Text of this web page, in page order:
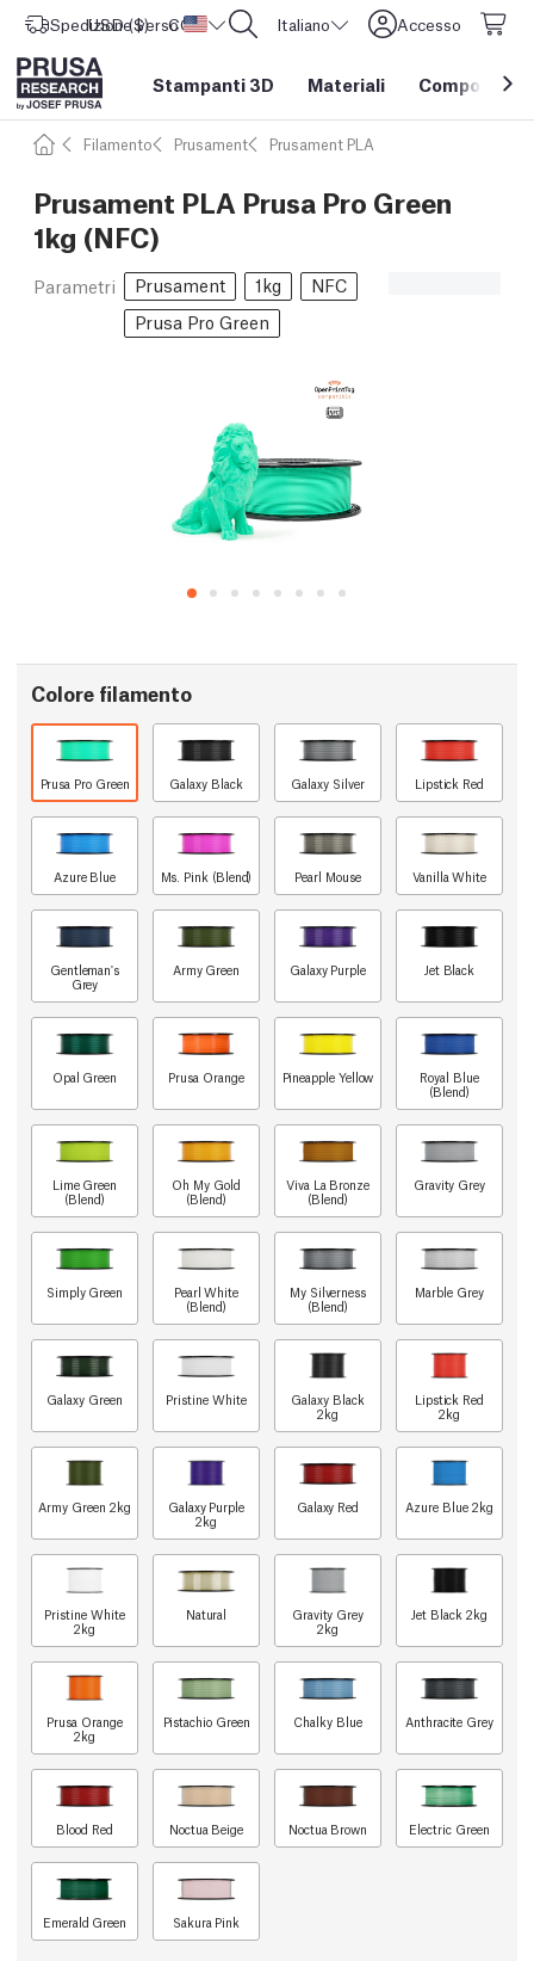
Spedizione verso Stati Uniti d'America
USD ($) CORE One L: Ora disponibile! Italiano Accesso
Stampanti 3D Materiali Componenti
Filamento Prusament Prusament PLA
Prusament PLA Prusa Pro Green
1kg (NFC)
Parametri Prusament 1kg
NFC
Prusa Pro Green
Colore filamento
Prusa Pro Green Galaxy Black Galaxy Silver Lipstick Red
Azure Blue Ms. Pink (Blend) Pearl Mouse Vanilla White
Gentleman's
Grey
Army Green Galaxy Purple Jet Black
Opal Green Prusa Orange Pineapple Yellow
Royal Blue
(Blend)
Lime Green
(Blend)
Oh My Gold
(Blend)
Viva La Bronze
(Blend)
Gravity Grey
Simply Green
Pearl White
(Blend)
My Silverness
(Blend)
Marble Grey
Galaxy Green Pristine White
Galaxy Black
2kg
Lipstick Red
2kg
Army Green 2kg
Galaxy Purple
2kg
Galaxy Red Azure Blue 2kg
Pristine White
2kg
Natural
Gravity Grey
2kg
Jet Black 2kg
Prusa Orange
2kg
Pistachio Green Chalky Blue Anthracite Grey
Blood Red Noctua Beige Noctua Brown Electric Green
Emerald Green Sakura Pink